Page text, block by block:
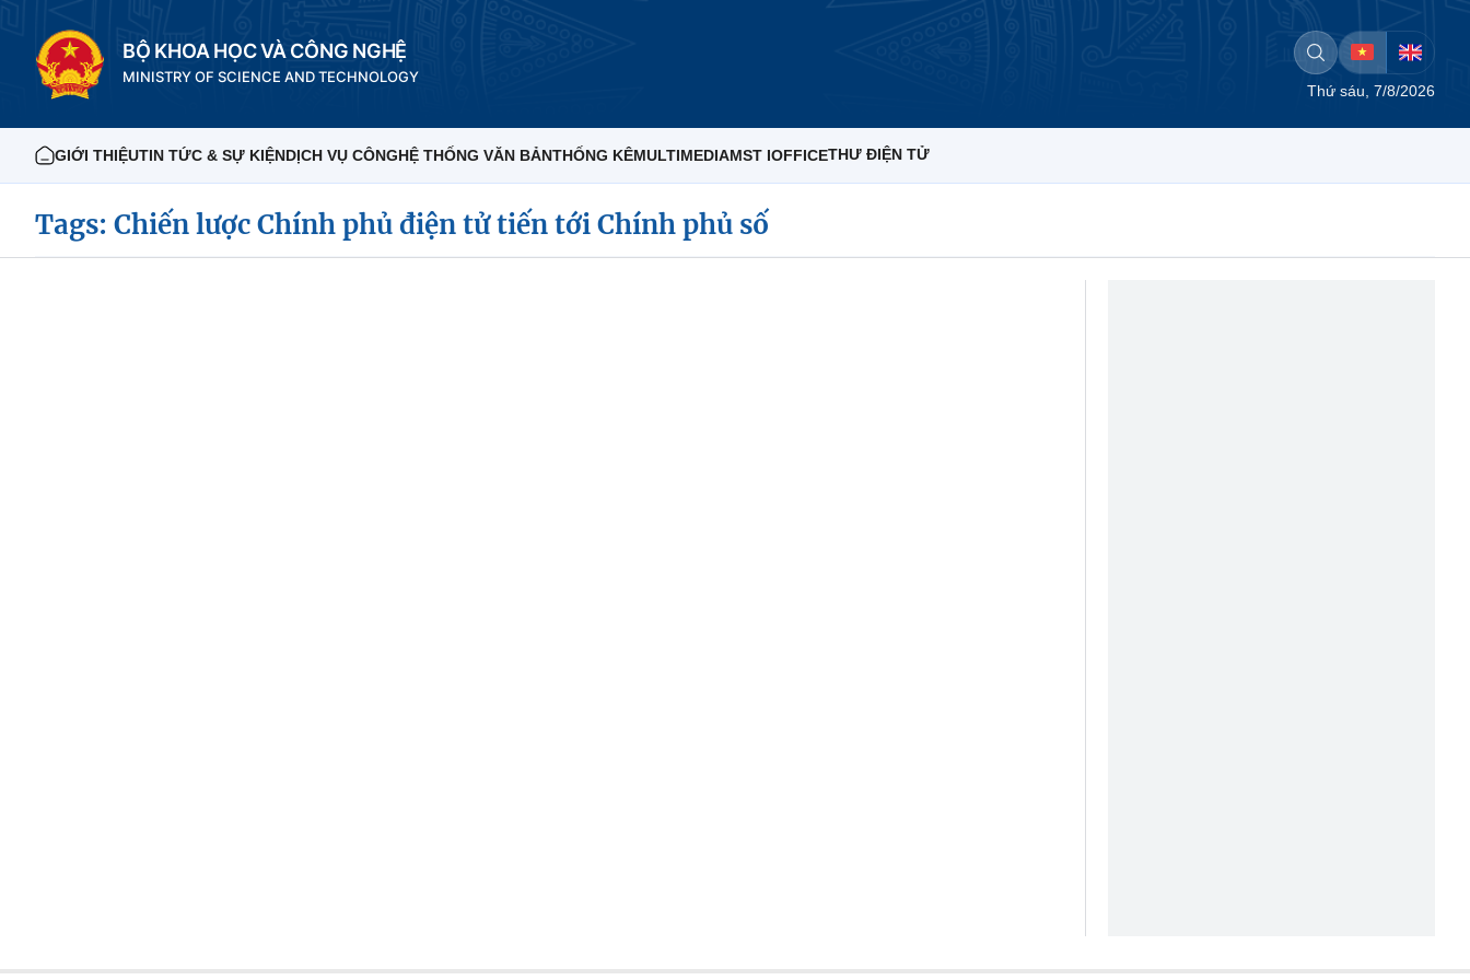
BỘ KHOA HỌC VÀ CÔNG NGHỆ
MINISTRY OF SCIENCE AND TECHNOLOGY
Thứ sáu, 7/8/2026
GIỚI THIỆUTIN TỨC & SỰ KIỆNDỊCH VỤ CÔNGHỆ THỐNG VĂN BẢNTHỐNG KÊMULTIMEDIAMST IOFFICETHƯ ĐIỆN TỬ
Tags: Chiến lược Chính phủ điện tử tiến tới Chính phủ số